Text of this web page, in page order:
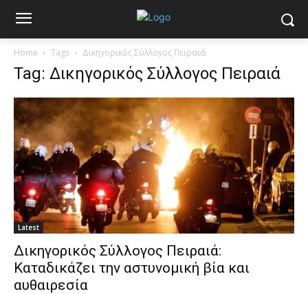
Home Tags Δικηγορικός Σύλλογος Πειραιά
Tag: Δικηγορικός Σύλλογος Πειραιά
Latest
Δικηγορικός Σύλλογος Πειραιά:
Καταδικάζει την αστυνομική βία και
αυθαιρεσία